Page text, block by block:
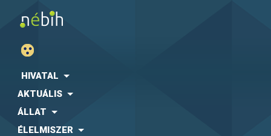
HIVATAL
AKTUÁLIS
ÁLLAT
ÉLELMISZER